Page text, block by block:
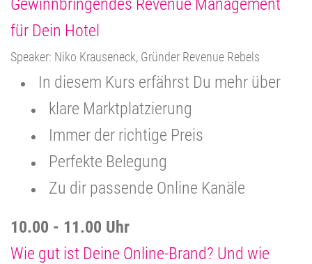
Gewinnbringendes Revenue Management
für Dein Hotel
Speaker: Niko Krauseneck, Gründer Revenue Rebels
In diesem Kurs erfährst Du mehr über
klare Marktplatzierung
Immer der richtige Preis
Perfekte Belegung
Zu dir passende Online Kanäle
10.00 - 11.00 Uhr
Wie gut ist Deine Online-Brand? Und wie